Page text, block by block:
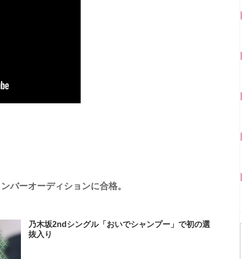
バーオーディションに合格。
乃木坂2ndシングル「おいでシャンプー」で初の選
抜入り